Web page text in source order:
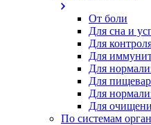
От боли
Для сна и
Для
Для
Для
Для
Для
Для
По системам